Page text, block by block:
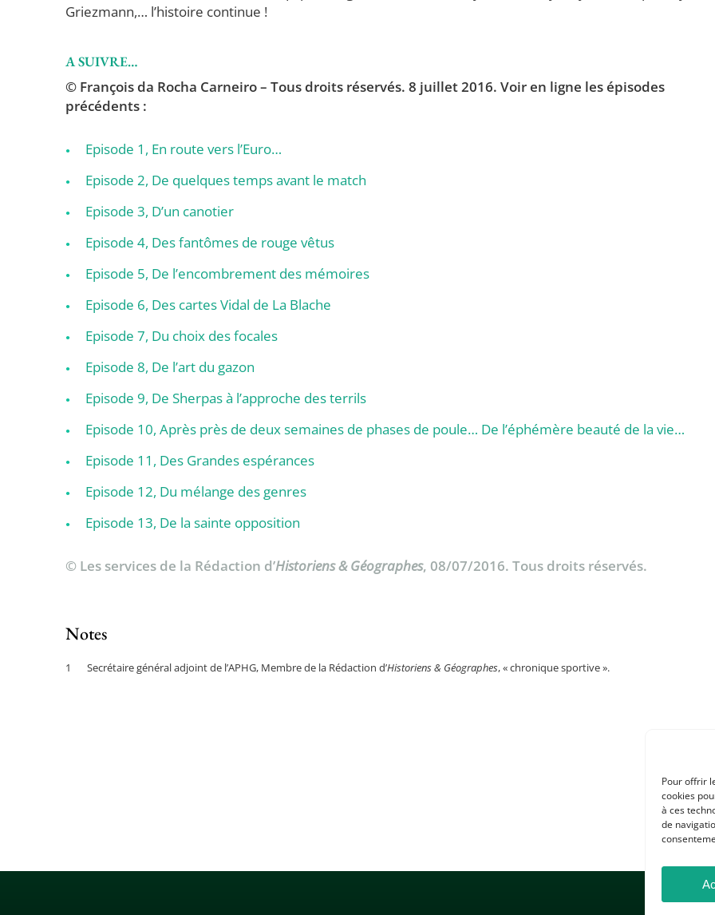
Pour offrir
cookies
à ces
de
Griezmann,… l’histoire continue !
A SUIVRE…
© François da Rocha Carneiro – Tous droits réservés. 8 juillet 2016. Voir en ligne les épisodes
précédents :
Episode 1, En route vers l’Euro…
Episode 2, De quelques temps avant le match
Episode 3, D’un canotier
Episode 4, Des fantômes de rouge vêtus
Episode 5, De l’encombrement des mémoires
Episode 6, Des cartes Vidal de La Blache
Episode 7, Du choix des focales
Episode 8, De l’art du gazon
Episode 9, De Sherpas à l’approche des terrils
Episode 10, Après près de deux semaines de phases de poule… De l’éphémère beauté de la vie…
Episode 11, Des Grandes espérances
Episode 12, Du mélange des genres
Episode 13, De la sainte opposition
© Les services de la Rédaction d’Historiens & Géographes, 08/07/2016. Tous droits réservés.
Notes
Secrétaire général adjoint de l’APHG, Membre de la Rédaction d’Historiens & Géographes, « chronique sportive ».